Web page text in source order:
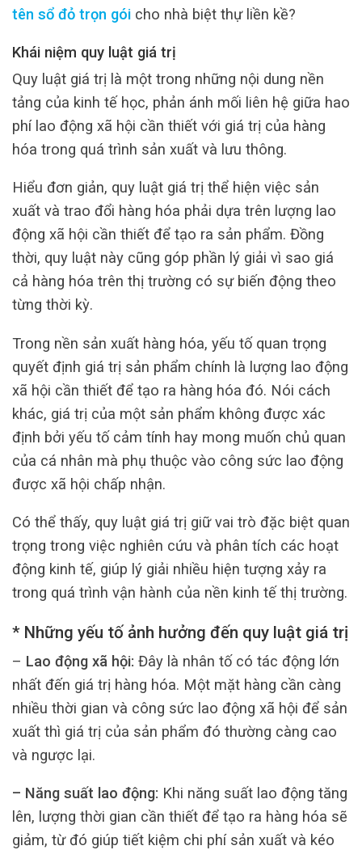
tên sổ đỏ trọn gói cho nhà biệt thự liền kề?
Khái niệm quy luật giá trị
Quy luật giá trị là một trong những nội dung nền
tảng của kinh tế học, phản ánh mối liên hệ giữa hao
phí lao động xã hội cần thiết với giá trị của hàng
hóa trong quá trình sản xuất và lưu thông.
Hiểu đơn giản, quy luật giá trị thể hiện việc sản
xuất và trao đổi hàng hóa phải dựa trên lượng lao
động xã hội cần thiết để tạo ra sản phẩm. Đồng
thời, quy luật này cũng góp phần lý giải vì sao giá
cả hàng hóa trên thị trường có sự biến động theo
từng thời kỳ.
Trong nền sản xuất hàng hóa, yếu tố quan trọng
quyết định giá trị sản phẩm chính là lượng lao động
xã hội cần thiết để tạo ra hàng hóa đó. Nói cách
khác, giá trị của một sản phẩm không được xác
định bởi yếu tố cảm tính hay mong muốn chủ quan
của cá nhân mà phụ thuộc vào công sức lao động
được xã hội chấp nhận.
Có thể thấy, quy luật giá trị giữ vai trò đặc biệt quan
trọng trong việc nghiên cứu và phân tích các hoạt
động kinh tế, giúp lý giải nhiều hiện tượng xảy ra
trong quá trình vận hành của nền kinh tế thị trường.
* Những yếu tố ảnh hưởng đến quy luật giá trị
– Lao động xã hội: Đây là nhân tố có tác động lớn
nhất đến giá trị hàng hóa. Một mặt hàng cần càng
nhiều thời gian và công sức lao động xã hội để sản
xuất thì giá trị của sản phẩm đó thường càng cao
và ngược lại.
– Năng suất lao động: Khi năng suất lao động tăng
lên, lượng thời gian cần thiết để tạo ra hàng hóa sẽ
giảm, từ đó giúp tiết kiệm chi phí sản xuất và kéo